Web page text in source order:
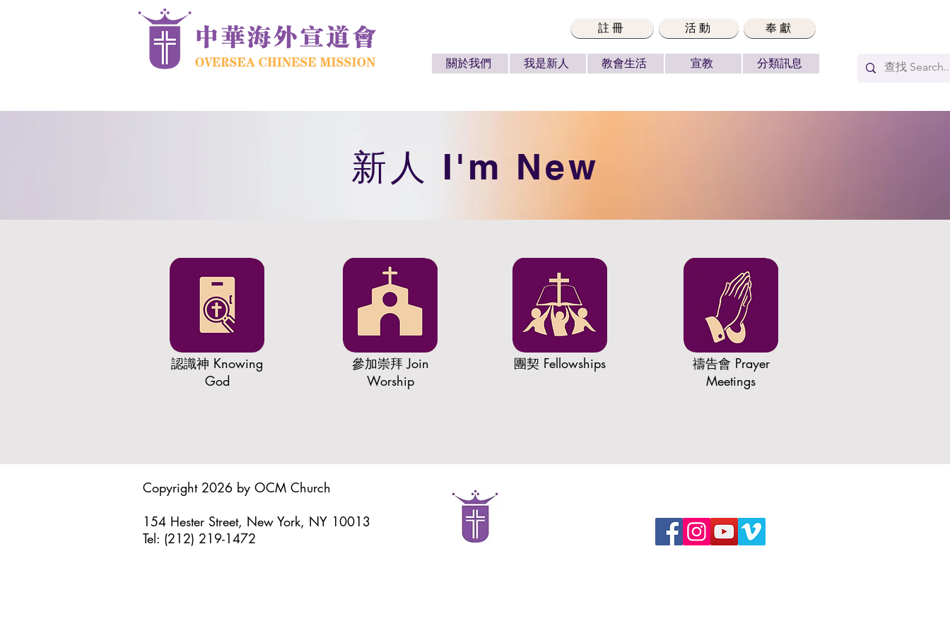
註冊 活動 奉獻
關於我們 我是新人 教會生活 宣教 分類訊息
​新人 I'm New
認識神 Knowing
God
​參加崇拜 Join
Worship
​團契 Fellowships
​禱告會 Prayer
Meetings
Copyright 2026 by OCM Church
154 Hester Street, New York, NY 10013
Tel: (212) 219-1472